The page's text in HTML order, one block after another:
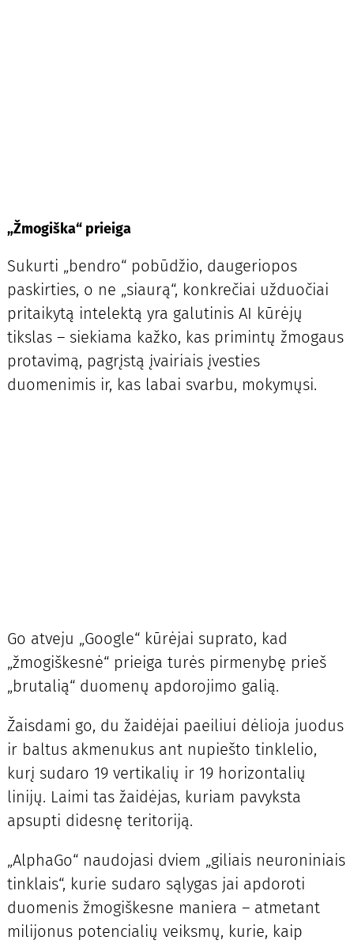
„Žmogiška“ prieiga
Sukurti „bendro“ pobūdžio, daugeriopos
paskirties, o ne „siaurą“, konkrečiai užduočiai
pritaikytą intelektą yra galutinis AI kūrėjų
tikslas – siekiama kažko, kas primintų žmogaus
protavimą, pagrįstą įvairiais įvesties
duomenimis ir, kas labai svarbu, mokymųsi.
Go atveju „Google“ kūrėjai suprato, kad
„žmogiškesnė“ prieiga turės pirmenybę prieš
„brutalią“ duomenų apdorojimo galią.
Žaisdami go, du žaidėjai paeiliui dėlioja juodus
ir baltus akmenukus ant nupiešto tinklelio,
kurį sudaro 19 vertikalių ir 19 horizontalių
linijų. Laimi tas žaidėjas, kuriam pavyksta
apsupti didesnę teritoriją.
„AlphaGo“ naudojasi dviem „giliais neuroniniais
tinklais“, kurie sudaro sąlygas jai apdoroti
duomenis žmogiškesne maniera – atmetant
milijonus potencialių veiksmų, kurie, kaip